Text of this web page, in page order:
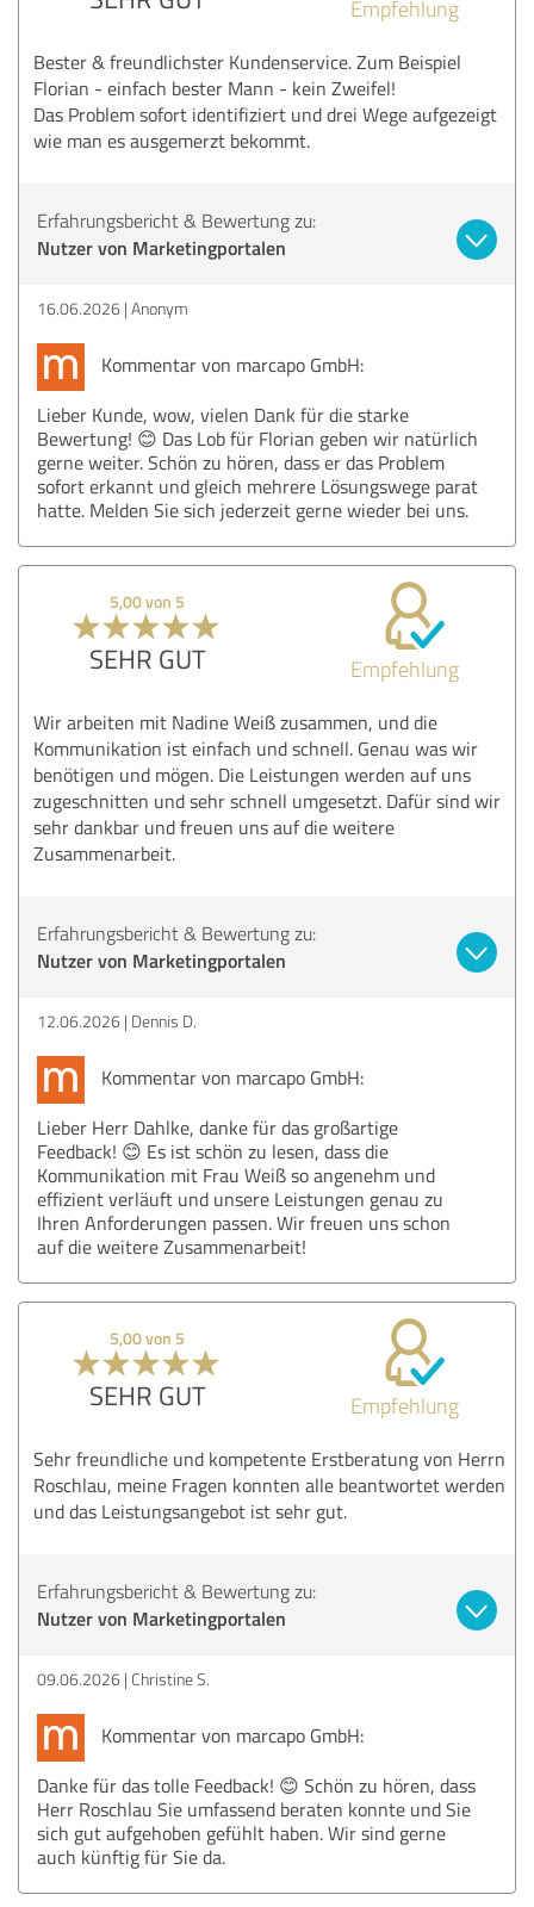
Empfehlung
Bester & freundlichster Kundenservice. Zum Beispiel
Florian - einfach bester Mann - kein Zweifel!
Das Problem sofort identifiziert und drei Wege aufgezeigt
wie man es ausgemerzt bekommt.
Erfahrungsbericht & Bewertung zu:
Nutzer von Marketingportalen
16.06.2026 Anonym
Kommentar von marcapo GmbH:
Lieber Kunde, wow, vielen Dank für die starke
Bewertung! 😊 Das Lob für Florian geben wir natürlich
gerne weiter. Schön zu hören, dass er das Problem
sofort erkannt und gleich mehrere Lösungswege parat
hatte. Melden Sie sich jederzeit gerne wieder bei uns.
5,00 von 5
SEHR GUT Empfehlung
Wir arbeiten mit Nadine Weiß zusammen, und die
Kommunikation ist einfach und schnell. Genau was wir
benötigen und mögen. Die Leistungen werden auf uns
zugeschnitten und sehr schnell umgesetzt. Dafür sind wir
sehr dankbar und freuen uns auf die weitere
Zusammenarbeit.
Erfahrungsbericht & Bewertung zu:
Nutzer von Marketingportalen
12.06.2026 Dennis D.
Kommentar von marcapo GmbH:
Lieber Herr Dahlke, danke für das großartige
Feedback! 😊 Es ist schön zu lesen, dass die
Kommunikation mit Frau Weiß so angenehm und
effizient verläuft und unsere Leistungen genau zu
Ihren Anforderungen passen. Wir freuen uns schon
auf die weitere Zusammenarbeit!
5,00 von 5
SEHR GUT Empfehlung
Sehr freundliche und kompetente Erstberatung von Herrn
Roschlau, meine Fragen konnten alle beantwortet werden
und das Leistungsangebot ist sehr gut.
Erfahrungsbericht & Bewertung zu:
Nutzer von Marketingportalen
09.06.2026 Christine S.
Kommentar von marcapo GmbH:
Danke für das tolle Feedback! 😊 Schön zu hören, dass
Herr Roschlau Sie umfassend beraten konnte und Sie
sich gut aufgehoben gefühlt haben. Wir sind gerne
auch künftig für Sie da.